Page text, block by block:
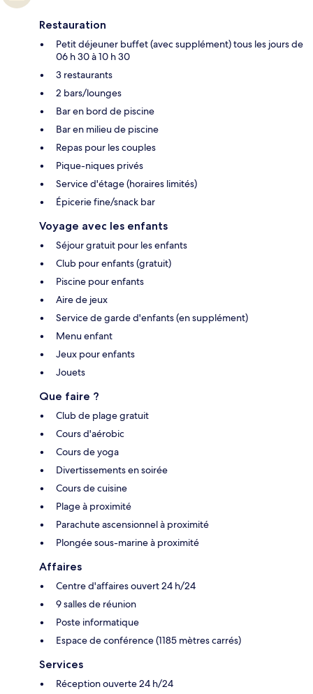
Restauration
Petit déjeuner buffet (avec supplément) tous les jours de
06 h 30 à 10 h 30
3 restaurants
2 bars/lounges
Bar en bord de piscine
Bar en milieu de piscine
Repas pour les couples
Pique-niques privés
Service d'étage (horaires limités)
Épicerie fine/snack bar
Voyage avec les enfants
Séjour gratuit pour les enfants
Club pour enfants (gratuit)
Piscine pour enfants
Aire de jeux
Service de garde d'enfants (en supplément)
Menu enfant
Jeux pour enfants
Jouets
Que faire ?
Club de plage gratuit
Cours d'aérobic
Cours de yoga
Divertissements en soirée
Cours de cuisine
Plage à proximité
Parachute ascensionnel à proximité
Plongée sous-marine à proximité
Affaires
Centre d'affaires ouvert 24 h/24
9 salles de réunion
Poste informatique
Espace de conférence (1185 mètres carrés)
Services
Réception ouverte 24 h/24